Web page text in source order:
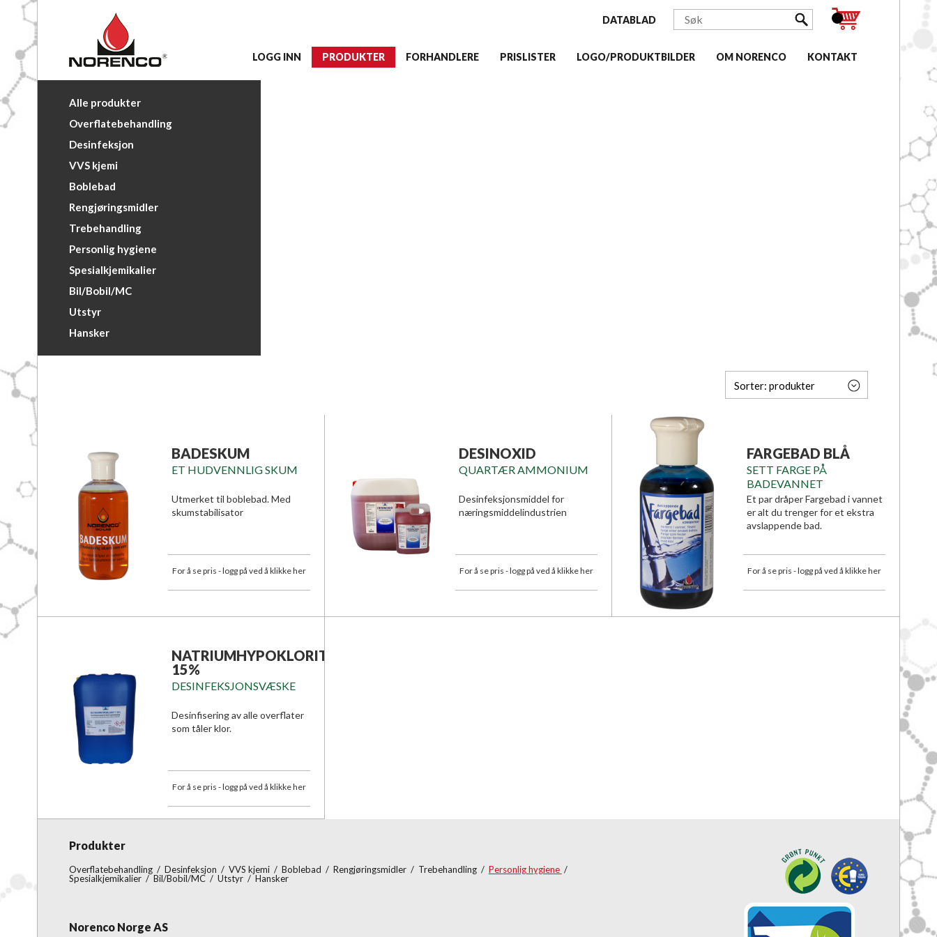
DATABLAD
LOGG INN PRODUKTER FORHANDLERE PRISLISTER LOGO/PRODUKTBILDER OM NORENCO KONTAKT
Alle produkter
Overflatebehandling
Desinfeksjon
VVS kjemi
Boblebad
Rengjøringsmidler
Trebehandling
Personlig hygiene
Spesialkjemikalier
Bil/Bobil/MC
Utstyr
Hansker
Sorter:produkter
BADESKUM
ET HUDVENNLIG SKUM
Utmerket til boblebad. Med
skumstabilisator
For å se pris - logg på ved å klikke her
DESINOXID
QUARTÆR AMMONIUM
Desinfeksjonsmiddel for
næringsmiddelindustrien
For å se pris - logg på ved å klikke her
FARGEBAD BLÅ
SETT FARGE PÅ
BADEVANNET
Et par dråper Fargebad i vannet
er alt du trenger for et ekstra
avslappende bad.
For å se pris - logg på ved å klikke her
NATRIUMHYPOKLORITT
15%
DESINFEKSJONSVÆSKE
Desinfisering av alle overflater
som tåler klor.
For å se pris - logg på ved å klikke her
Produkter
Overflatebehandling / Desinfeksjon / VVS kjemi / Boblebad / Rengjøringsmidler / Trebehandling / Personlig hygiene /
Spesialkjemikalier / Bil/Bobil/MC / Utstyr / Hansker
Norenco Norge AS